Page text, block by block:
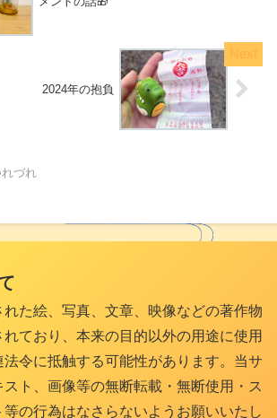
2024年の抱負
れづれ
た絵、写真、文章、映像などの著作物
ており、本来の目的以外の用途に使用
法令に抵触する可能性があります。当サ
ト、画像等の無断転載・無断使用・ス
等の行為はなさらないようお願いいたし